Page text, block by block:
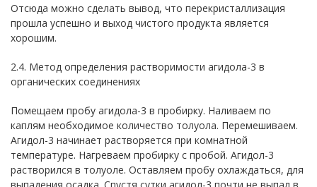
Отсюда можно сделать вывод, что перекристаллизация
прошла успешно и выход чистого продукта является
хорошим.
2.4. Метод определения растворимости агидола-3 в
органических соединениях
Помещаем пробу агидола-3 в пробирку. Наливаем по
каплям необходимое количество толуола. Перемешиваем.
Агидол-3 начинает растворяется при комнатной
температуре. Нагреваем пробирку с пробой. Агидол-3
растворился в толуоле. Оставляем пробу охлаждаться, для